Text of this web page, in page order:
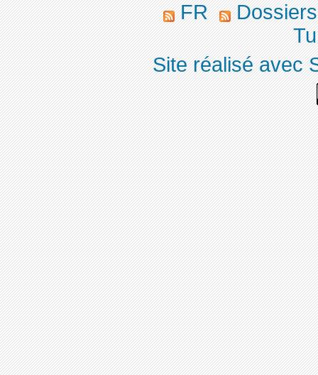
FR
Site réalisé avec